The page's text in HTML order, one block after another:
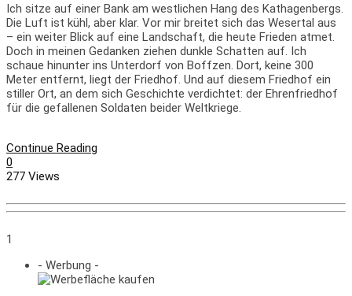
Ich sitze auf einer Bank am westlichen Hang des Kathagenbergs.
Die Luft ist kühl, aber klar. Vor mir breitet sich das Wesertal aus
– ein weiter Blick auf eine Landschaft, die heute Frieden atmet.
Doch in meinen Gedanken ziehen dunkle Schatten auf. Ich
schaue hinunter ins Unterdorf von Boffzen. Dort, keine 300
Meter entfernt, liegt der Friedhof. Und auf diesem Friedhof ein
stiller Ort, an dem sich Geschichte verdichtet: der Ehrenfriedhof
für die gefallenen Soldaten beider Weltkriege.
Continue Reading
0
277 Views
1
- Werbung -